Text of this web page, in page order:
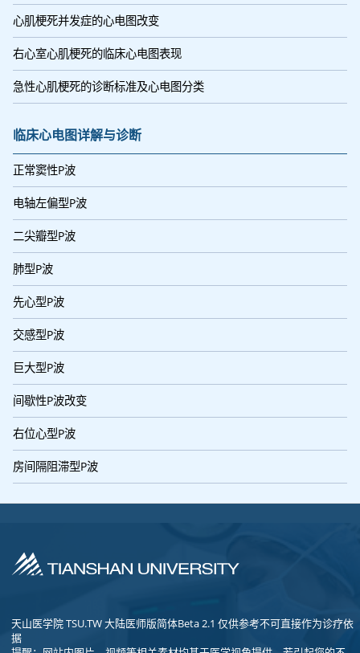
心肌梗死并发症的心电图改变
右心室心肌梗死的临床心电图表现
急性心肌梗死的诊断标准及心电图分类
临床心电图详解与诊断
正常窦性P波
电轴左偏型P波
二尖瓣型P波
肺型P波
先心型P波
交感型P波
巨大型P波
间歇性P波改变
右位心型P波
房间隔阻滞型P波
天山医学院 TSU.TW 大陆医师版简体Beta 2.1 仅供参考不可直接作为诊疗依
据